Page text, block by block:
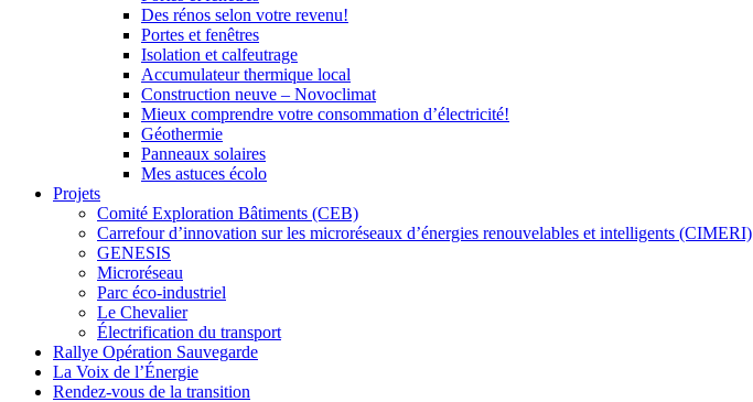
Des rénos selon votre revenu!
Portes et fenêtres
Isolation et calfeutrage
Accumulateur thermique local
Construction neuve – Novoclimat
Mieux comprendre votre consommation d’électricité!
Géothermie
Panneaux solaires
Mes astuces écolo
Projets
Comité Exploration Bâtiments (CEB)
Carrefour d’innovation sur les microréseaux d’énergies renouvelables et intelligents (CIMERI)
GENESIS
Microréseau
Parc éco-industriel
Le Chevalier
Électrification du transport
Rallye Opération Sauvegarde
La Voix de l’Énergie
Rendez-vous de la transition